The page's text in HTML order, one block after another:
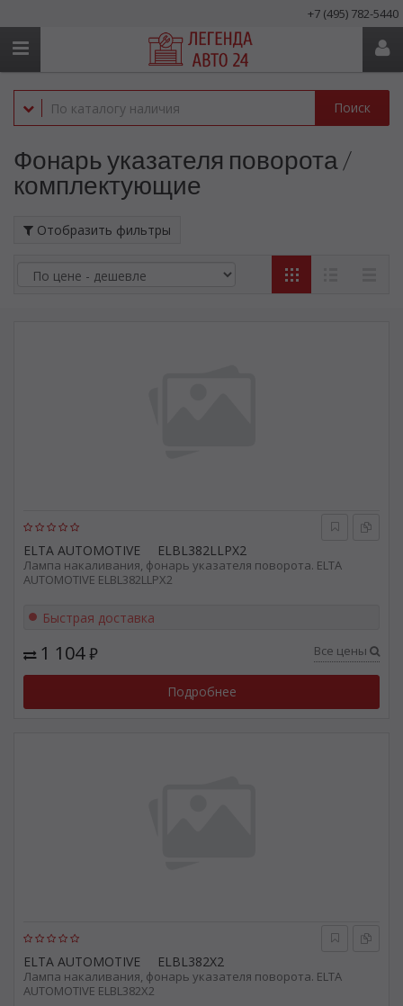
+7 (495) 782-5440
Поиск
Фонарь указателя поворота /
комплектующие
Отобразить фильтры
ELTA AUTOMOTIVE ELBL382LLPX2
Лампа накаливания, фонарь указателя поворота. ELTA
AUTOMOTIVE ELBL382LLPX2
Быстрая доставка
1 104₽ Все цены
Подробнее
ELTA AUTOMOTIVE ELBL382X2
Лампа накаливания, фонарь указателя поворота. ELTA
AUTOMOTIVE ELBL382X2